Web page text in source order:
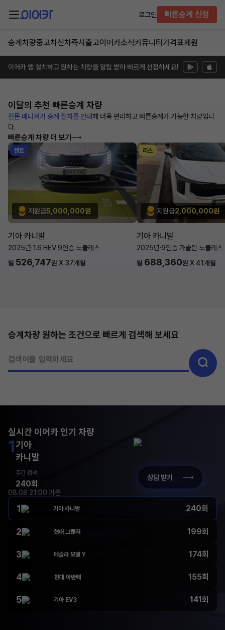
로그인 빠른승계 신청
승계차량중고차신차즉시출고이어카소식커뮤니티 가격표제원
이어카 앱 설치하고 원하는 차량을 알림 받아 빠르게 선점하세요!
이달의 추천 빠른승계 차량
전문 매니저가 승계 절차를 안내해 더욱 편리하고 빠른승계가 가능한 차량입니
다.
빠른승계 차량 더 보기
렌트
지원금5,000,000원
기아 카니발
2025년·1.6 HEV 9인승 노블레스
월 526,747원 X 37개월
리스
지원금2,000,000원
기아 카니발
2025년·9인승 가솔린 노블레스
월 688,360원 X41개월
승계차량 원하는 조건으로 빠르게 검색해 보세요
검색어를 입력하세요
실시간 이어카 인기 차량
1기아
카니발
주간 검색
240회
상담 받기
08.08 21:00 기준
1 기아 카니발 240회
2 현대 그랜저 199회
3 테슬라 모델 Y 174회
4 현대 아반떼 155회
5 기아 EV3 141회